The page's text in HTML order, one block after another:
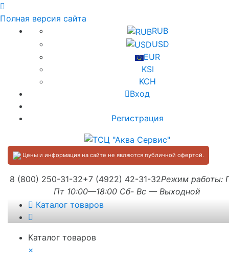
Полная версия сайта
RUB
USD
EUR
KSI
KCH
Вход
Регистрация
Цены и информация на сайте не являются публичной офертой.
8 (800) 250-31-32+7 (4922) 42-31-32Режим работы:
Пт 10:00—18:00 Сб- Вс — Выходной
Каталог товаров
Каталог товаров
×